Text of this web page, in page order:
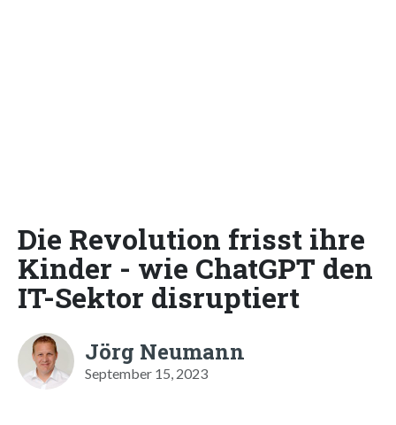
Die Revolution frisst ihre
Kinder - wie ChatGPT den
IT-Sektor disruptiert
Jörg Neumann
September 15, 2023